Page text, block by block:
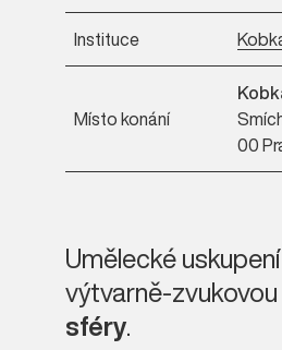
Instituce
Místo konání
00
Umělecké uskupení
výtvarně-
sféry.